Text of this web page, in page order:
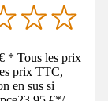
* Tous les prix
prix TTC,
en sus si